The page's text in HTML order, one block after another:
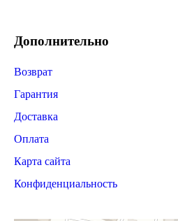
Дополнительно
Возврат
Гарантия
Доставка
Оплата
Карта сайта
Конфиденциальность